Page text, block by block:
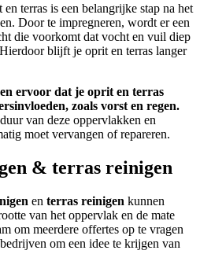
en terras is een belangrijke stap na het
Door te impregneren, wordt er een
die voorkomt dat vocht en vuil diep
blijft je oprit en terras langer
ervoor dat je oprit en terras
zoals vorst en regen.
van deze oppervlakken en
moet vervangen of repareren.
& terras reinigen
en terras reinigen kunnen
van het oppervlak en de mate
om meerdere offertes op te vragen
om een idee te krijgen van